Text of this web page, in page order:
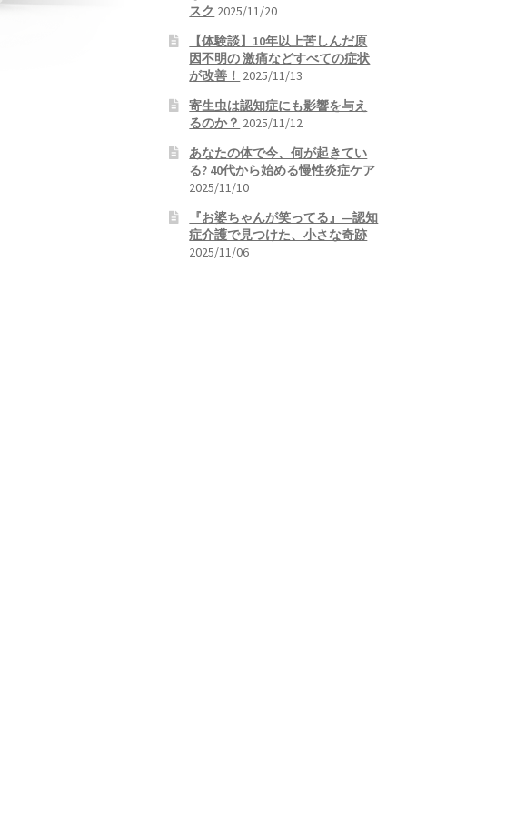
スク 2025/11/20
【体験談】10年以上苦しんだ原
因不明の 激痛などすべての症状
が改善！ 2025/11/13
寄生虫は認知症にも影響を与え
るのか？ 2025/11/12
あなたの体で今、何が起きてい
る? 40代から始める慢性炎症ケア
2025/11/10
『お婆ちゃんが笑ってる』—認知
症介護で見つけた、小さな奇跡
2025/11/06